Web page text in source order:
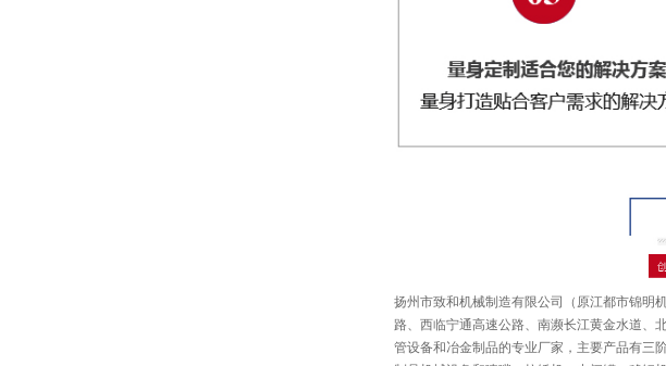
扬州市致和机械制造有限公司（原江都市锦明
路、西临宁通高速公路、南濒长江黄金水道、
管设备和冶金制品的专业厂家，主要产品有三